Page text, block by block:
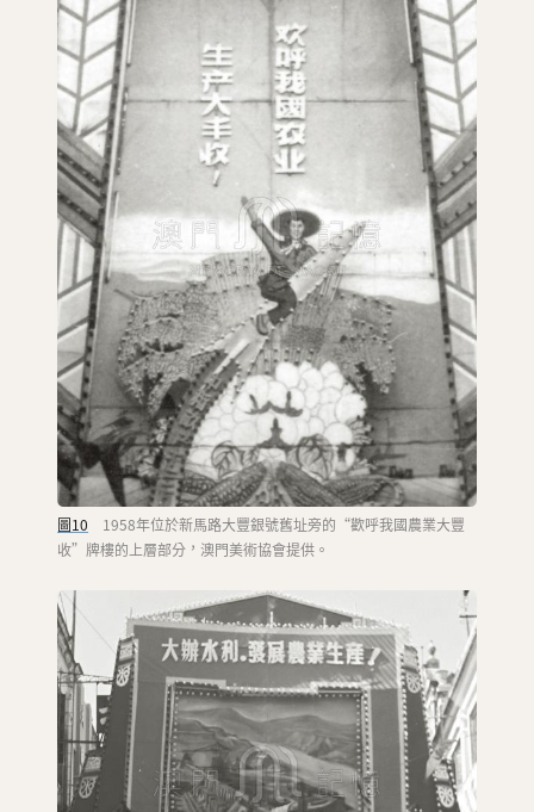
圖10 1958年位於新馬路大豐銀號舊址旁的“歡呼我國農業大豐
收”牌樓的上層部分，澳門美術協會提供。